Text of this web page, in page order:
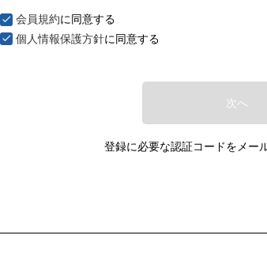
会員規約に同意する
個人情報保護方針に同意する
次へ
登録に必要な認証コードをメー